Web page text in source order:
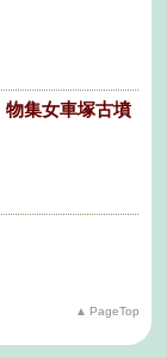
集女車塚古墳
PageTop